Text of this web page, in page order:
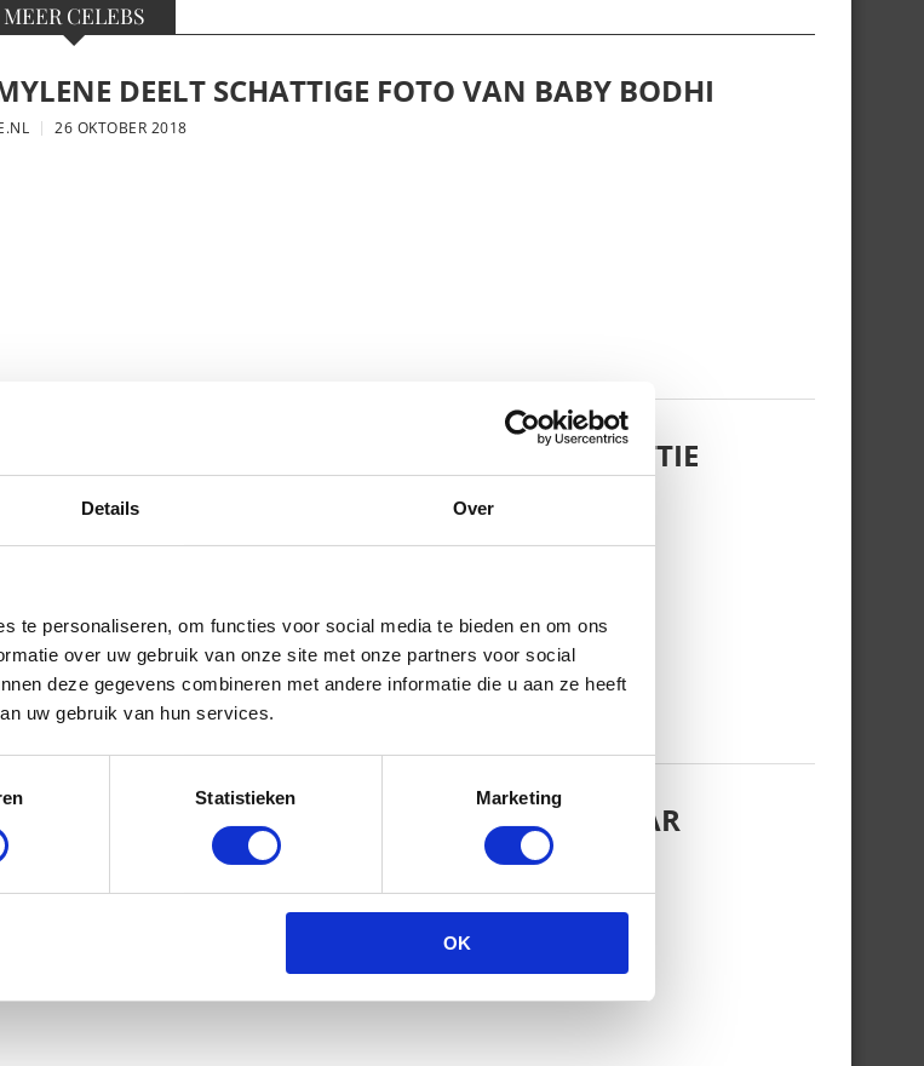
Details Over
te personaliseren, om functies voor social media te bieden en om ons
over uw gebruik van onze site met onze partners voor social
deze gegevens combineren met andere informatie die u aan ze heeft
uw gebruik van hun services.
Statistieken Marketing
OK
MEER CELEBS
DEELT SCHATTIGE FOTO VAN BABY BODHI
26 OKTOBER 2018
KONINGSBERGER MET DOCHTERTJE SCOTTIE
DEELT PRACHTIGE GEZINSFOTO MET HAAR
23 OKTOBER 2018